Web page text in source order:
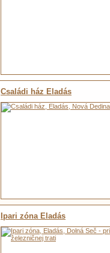
Családi ház Eladás
Ipari zóna Eladás